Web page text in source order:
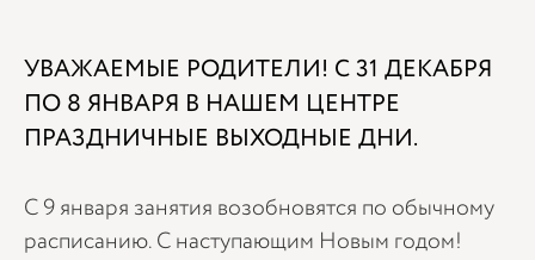
УВАЖАЕМЫЕ РОДИТЕЛИ! С 31 ДЕКАБРЯ
ПО 8 ЯНВАРЯ В НАШЕМ ЦЕНТРЕ
ПРАЗДНИЧНЫЕ ВЫХОДНЫЕ ДНИ.
С 9 января занятия возобновятся по обычному
расписанию. С наступающим Новым годом!